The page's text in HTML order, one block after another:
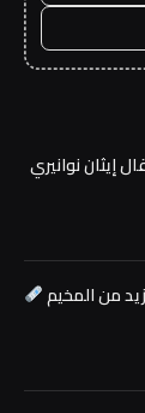
إيثان نوانيري
من المخيم